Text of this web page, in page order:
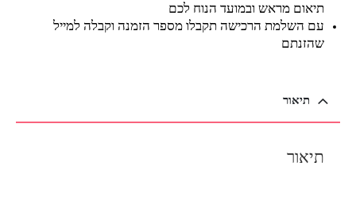
תיאום מראש ובמועד הנוח לכם
עם השלמת הרכישה תקבלו מספר הזמנה וקבלה למייל
שהזנתם
תיאור
תיאור